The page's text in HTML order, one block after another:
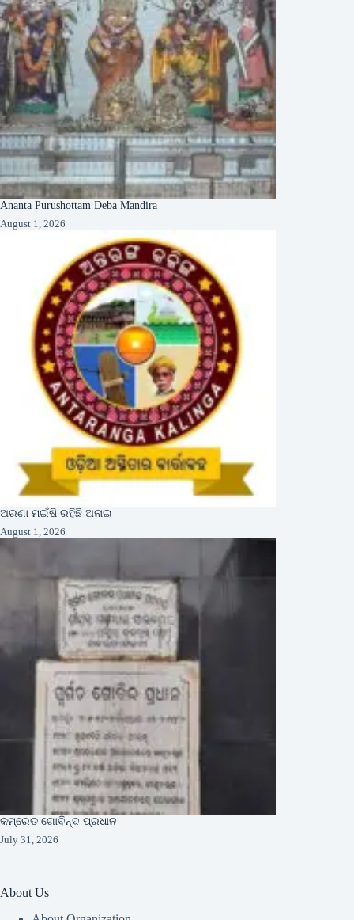
Ananta Purushottam Deba Mandira
August 1, 2026
ଅରଣା ମଇଁଷି ରହିଛି ଅନାଇ
August 1, 2026
କମ୍ରେଡ ଗୋବିନ୍ଦ ପ୍ରଧାନ
July 31, 2026
About Us